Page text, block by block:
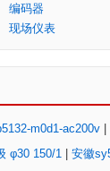
编码器
现场仪表
m0d1-ac200v
φ30 150/1 安徽